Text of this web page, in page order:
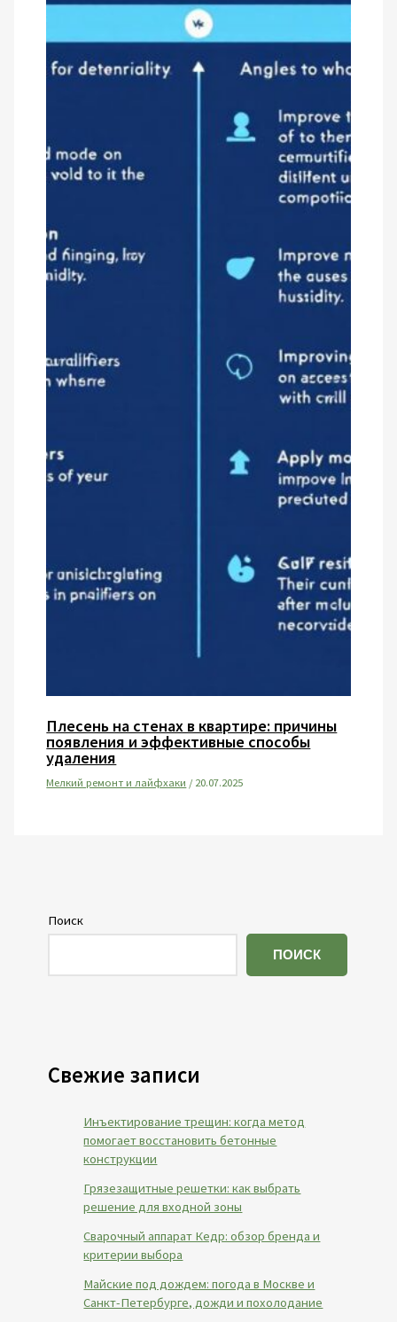
Плесень на стенах в квартире: причины
появления и эффективные способы
удаления
Мелкий ремонт и лайфхаки /20.07.2025
Поиск
ПОИСК
Свежие записи
Инъектирование трещин: когда метод
помогает восстановить бетонные
конструкции
Грязезащитные решетки: как выбрать
решение для входной зоны
Сварочный аппарат Кедр: обзор бренда и
критерии выбора
Майские под дождем: погода в Москве и
Санкт-Петербурге, дожди и похолодание